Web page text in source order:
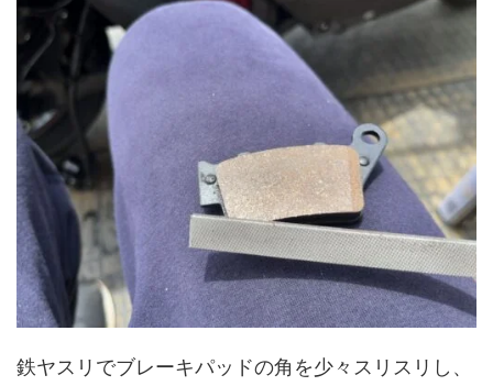
鉄ヤスリでブレーキパッドの角を少々スリスリし、